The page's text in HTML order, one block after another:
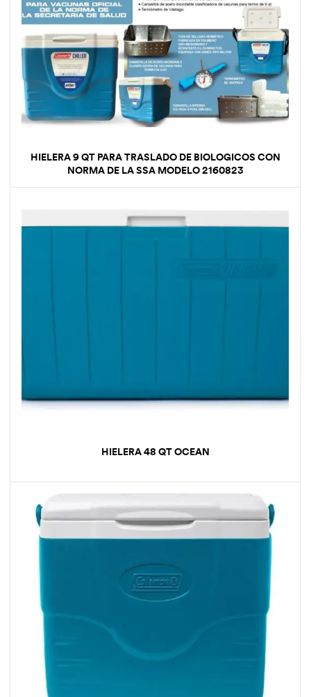
HIELERA 9 QT PARA TRASLADO DE BIOLOGICOS CON
NORMA DE LA SSA MODELO 2160823
HIELERA 48 QT OCEAN